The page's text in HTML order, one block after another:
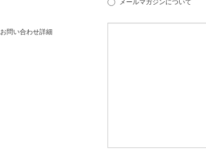
メールマガジンについて
お問い合わせ詳細